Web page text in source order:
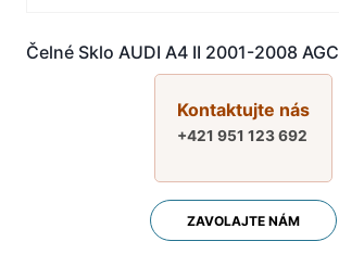
Čelné Sklo AUDI A4 II 2001-2008 AGC
Kontaktujte nás
+421 951 123 692
ZAVOLAJTE NÁM